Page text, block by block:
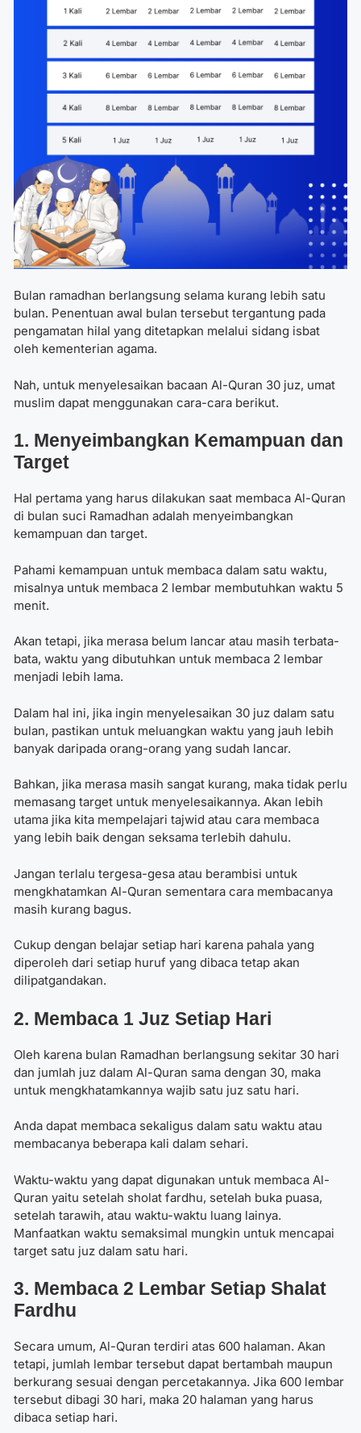
Bulan ramadhan berlangsung selama kurang lebih satu
bulan. Penentuan awal bulan tersebut tergantung pada
pengamatan hilal yang ditetapkan melalui sidang isbat
oleh kementerian agama.
Nah, untuk menyelesaikan bacaan Al-Quran 30 juz, umat
muslim dapat menggunakan cara-cara berikut.
1. Menyeimbangkan Kemampuan dan
Target
Hal pertama yang harus dilakukan saat membaca Al-Quran
di bulan suci Ramadhan adalah menyeimbangkan
kemampuan dan target.
Pahami kemampuan untuk membaca dalam satu waktu,
misalnya untuk membaca 2 lembar membutuhkan waktu 5
menit.
Akan tetapi, jika merasa belum lancar atau masih terbata-
bata, waktu yang dibutuhkan untuk membaca 2 lembar
menjadi lebih lama.
Dalam hal ini, jika ingin menyelesaikan 30 juz dalam satu
bulan, pastikan untuk meluangkan waktu yang jauh lebih
banyak daripada orang-orang yang sudah lancar.
Bahkan, jika merasa masih sangat kurang, maka tidak perlu
memasang target untuk menyelesaikannya. Akan lebih
utama jika kita mempelajari tajwid atau cara membaca
yang lebih baik dengan seksama terlebih dahulu.
Jangan terlalu tergesa-gesa atau berambisi untuk
mengkhatamkan Al-Quran sementara cara membacanya
masih kurang bagus.
Cukup dengan belajar setiap hari karena pahala yang
diperoleh dari setiap huruf yang dibaca tetap akan
dilipatgandakan.
2. Membaca 1 Juz Setiap Hari
Oleh karena bulan Ramadhan berlangsung sekitar 30 hari
dan jumlah juz dalam Al-Quran sama dengan 30, maka
untuk mengkhatamkannya wajib satu juz satu hari.
Anda dapat membaca sekaligus dalam satu waktu atau
membacanya beberapa kali dalam sehari.
Waktu-waktu yang dapat digunakan untuk membaca Al-
Quran yaitu setelah sholat fardhu, setelah buka puasa,
setelah tarawih, atau waktu-waktu luang lainya.
Manfaatkan waktu semaksimal mungkin untuk mencapai
target satu juz dalam satu hari.
3. Membaca 2 Lembar Setiap Shalat
Fardhu
Secara umum, Al-Quran terdiri atas 600 halaman. Akan
tetapi, jumlah lembar tersebut dapat bertambah maupun
berkurang sesuai dengan percetakannya. Jika 600 lembar
tersebut dibagi 30 hari, maka 20 halaman yang harus
dibaca setiap hari.